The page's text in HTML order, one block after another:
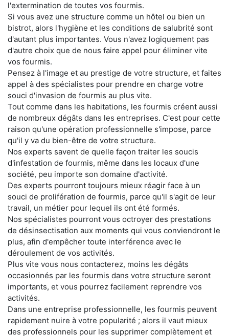
l'extermination de toutes vos fourmis.
Si vous avez une structure comme un hôtel ou bien un
bistrot, alors l'hygiène et les conditions de salubrité sont
d'autant plus importantes. Vous n'avez logiquement pas
d'autre choix que de nous faire appel pour éliminer vite
vos fourmis.
Pensez à l'image et au prestige de votre structure, et faites
appel à des spécialistes pour prendre en charge votre
souci d'invasion de fourmis au plus vite.
Tout comme dans les habitations, les fourmis créent aussi
de nombreux dégâts dans les entreprises. C'est pour cette
raison qu'une opération professionnelle s'impose, parce
qu'il y va du bien-être de votre structure.
Nos experts savent de quelle façon traiter les soucis
d'infestation de fourmis, même dans les locaux d'une
société, peu importe son domaine d'activité.
Des experts pourront toujours mieux réagir face à un
souci de prolifération de fourmis, parce qu'il s'agit de leur
travail, un métier pour lequel ils ont été formés.
Nos spécialistes pourront vous octroyer des prestations
de désinsectisation aux moments qui vous conviendront le
plus, afin d'empêcher toute interférence avec le
déroulement de vos activités.
Plus vite vous nous contacterez, moins les dégâts
occasionnés par les fourmis dans votre structure seront
importants, et vous pourrez facilement reprendre vos
activités.
Dans une entreprise professionnelle, les fourmis peuvent
rapidement nuire à votre popularité ; alors il vaut mieux
des professionnels pour les supprimer complètement et